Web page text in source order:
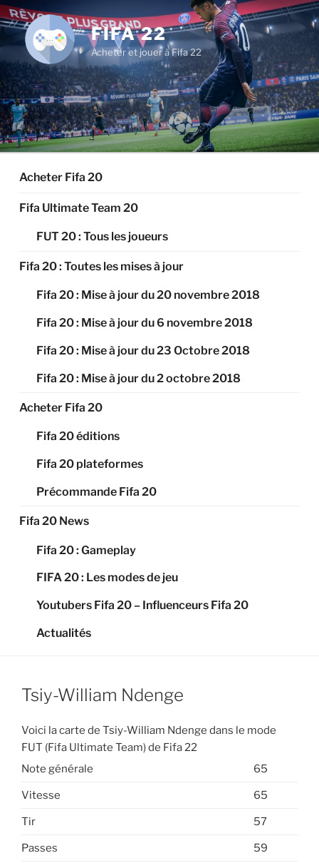
Aller
au
contenu
principal
FIFA 22
Acheter et jouer à Fifa 22
Acheter Fifa 20
Fifa Ultimate Team 20
FUT 20 : Tous les joueurs
Fifa 20 : Toutes les mises à jour
Fifa 20 : Mise à jour du 20 novembre 2018
Fifa 20 : Mise à jour du 6 novembre 2018
Fifa 20 : Mise à jour du 23 Octobre 2018
Fifa 20 : Mise à jour du 2 octobre 2018
Acheter Fifa 20
Fifa 20 éditions
Fifa 20 plateformes
Précommande Fifa 20
Fifa 20 News
Fifa 20 : Gameplay
FIFA 20 : Les modes de jeu
Youtubers Fifa 20 – Influenceurs Fifa 20
Actualités
Tsiy-William Ndenge
Voici la carte de Tsiy-William Ndenge dans le mode
FUT (Fifa Ultimate Team) de Fifa 22
Note générale
65
Vitesse 65
Tir 57
Passes 59